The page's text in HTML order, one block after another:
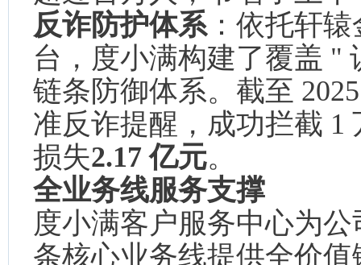
反诈防护体系：依托轩辕
台，度小满构建了覆盖 "
链条防御体系。截至
准反诈提醒，成功拦截 1
损失2.17 亿元。
全业务线服务支撑
度小满客户服务中心为公
条核心业务线提供全价